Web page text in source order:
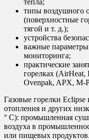
тепла;
типы воздушного
(поверхностные
тягой и т. д.);
устройства
важные
мониторинга;
практические
горелках
Ovenpak, APX, M-
Газовые горелки
отопления и других
° C): промышленная
воздуха в
или пищевых продуктов.